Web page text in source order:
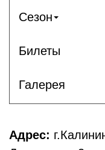
Сезон
Билеты
Галерея
Адрес: